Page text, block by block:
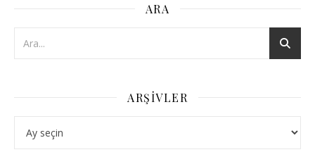
ARA
ARŞIVLER